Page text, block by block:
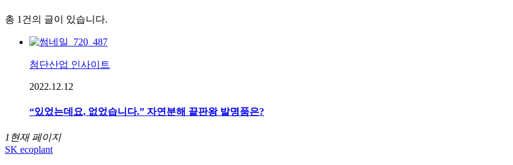
총 1건의 글이 있습니다.
첨단산업 인사이트
2022.12.12
“있었는데요, 없었습니다.” 자연분해 끝판왕 발명품은?
1 현재 페이지
SK ecoplant